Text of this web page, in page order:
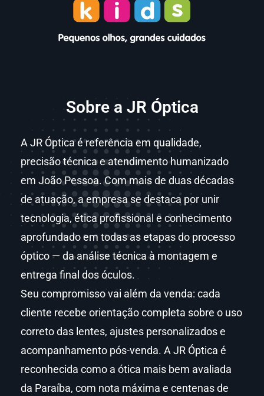
Sobre a JR Óptica
A JR Óptica é referência em qualidade,
precisão técnica e atendimento humanizado
em João Pessoa. Com mais de duas décadas
de atuação, a empresa se destaca por unir
tecnologia, ética profissional e conhecimento
aprofundado em todas as etapas do processo
óptico — da análise técnica à montagem e
entrega final dos óculos.
Seu compromisso vai além da venda: cada
cliente recebe orientação completa sobre o uso
correto das lentes, ajustes personalizados e
acompanhamento pós-venda. A JR Óptica é
reconhecida como a ótica mais bem avaliada
da Paraíba, com nota máxima e centenas de